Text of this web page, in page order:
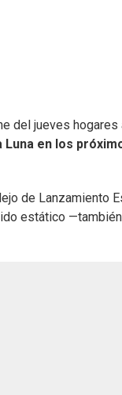
del jueves
en los
de Lanzamiento
estático